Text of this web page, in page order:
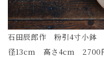
石田辰郎作 粉引4寸小鉢
径13cm 高さ4cm 2700